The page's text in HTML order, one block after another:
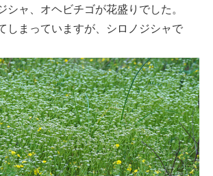
シャ、オヘビチゴが花盛りでした。
しまっていますが、シロノジシャで